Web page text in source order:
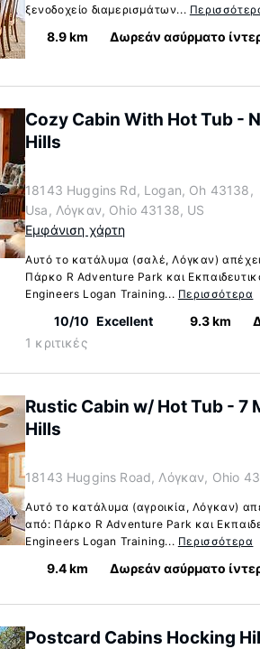
ξενοδοχείο διαμερισμάτων...
8.9 km Δωρεάν ασύρματο
Cozy Cabin With Hot Tub -
Hills
18143 Huggins Rd, Logan, Oh 43138,
Usa, Λόγκαν, Ohio 43138, US
Εμφάνιση χάρτη
Αυτό το κατάλυμα (σαλέ, Λόγκαν)
Πάρκο R Adventure Park και
Engineers Logan Training... Περισσότερα
10/10 Excellent
1 κριτικές
9.3 km
Rustic Cabin w/ Hot Tub - 7
Hills
18143 Huggins Road, Λόγκαν, Ohio
Αυτό το κατάλυμα (αγροικία, Λόγκαν)
από: Πάρκο R Adventure Park και
Engineers Logan Training... Περισσότερα
9.4 km Δωρεάν ασύρματο
Postcard Cabins Hocking